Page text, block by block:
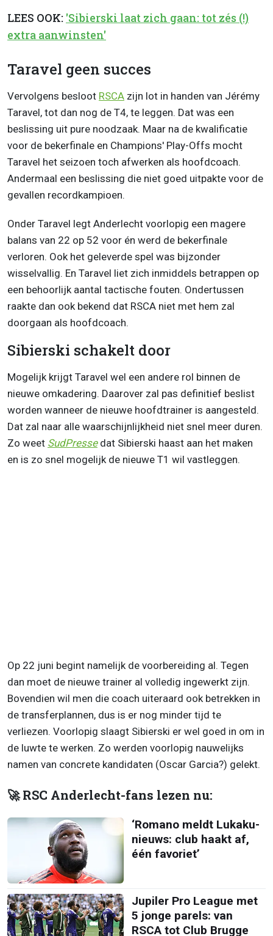
LEES OOK: 'Sibierski laat zich gaan: tot zés (!)
extra aanwinsten'
Taravel geen succes
Vervolgens besloot RSCA zijn lot in handen van Jérémy
Taravel, tot dan nog de T4, te leggen. Dat was een
beslissing uit pure noodzaak. Maar na de kwalificatie
voor de bekerfinale en Champions' Play-Offs mocht
Taravel het seizoen toch afwerken als hoofdcoach.
Andermaal een beslissing die niet goed uitpakte voor de
gevallen recordkampioen.
Onder Taravel legt Anderlecht voorlopig een magere
balans van 22 op 52 voor én werd de bekerfinale
verloren. Ook het geleverde spel was bijzonder
wisselvallig. En Taravel liet zich inmiddels betrappen op
een behoorlijk aantal tactische fouten. Ondertussen
raakte dan ook bekend dat RSCA niet met hem zal
doorgaan als hoofdcoach.
Sibierski schakelt door
Mogelijk krijgt Taravel wel een andere rol binnen de
nieuwe omkadering. Daarover zal pas definitief beslist
worden wanneer de nieuwe hoofdtrainer is aangesteld.
Dat zal naar alle waarschijnlijkheid niet snel meer duren.
Zo weet SudPressedat Sibierski haast aan het maken
en is zo snel mogelijk de nieuwe T1 wil vastleggen.
Op 22 juni begint namelijk de voorbereiding al. Tegen
dan moet de nieuwe trainer al volledig ingewerkt zijn.
Bovendien wil men die coach uiteraard ook betrekken in
de transferplannen, dus is er nog minder tijd te
verliezen. Voorlopig slaagt Sibierski er wel goed in om in
de luwte te werken. Zo werden voorlopig nauwelijks
namen van concrete kandidaten (Oscar Garcia?) gelekt.
🚀 RSC Anderlecht-fans lezen nu:
‘Romano meldt Lukaku-
nieuws: club haakt af,
één favoriet’
Jupiler Pro League met
5 jonge parels: van
RSCA tot Club Brugge